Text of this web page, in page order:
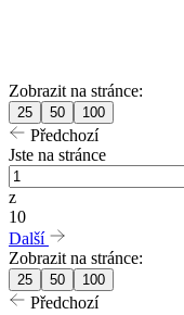
Zobrazit na stránce:
25 50 100
Předchozí
Jste na stránce
z
10
Další
Zobrazit na stránce:
25 50 100
Předchozí